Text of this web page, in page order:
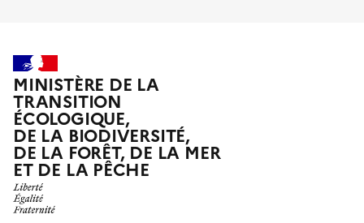
MINISTÈRE DE LA
TRANSITION
ÉCOLOGIQUE,
DE LA BIODIVERSITÉ,
DE LA FORÊT, DE LA MER
ET DE LA PÊCHE